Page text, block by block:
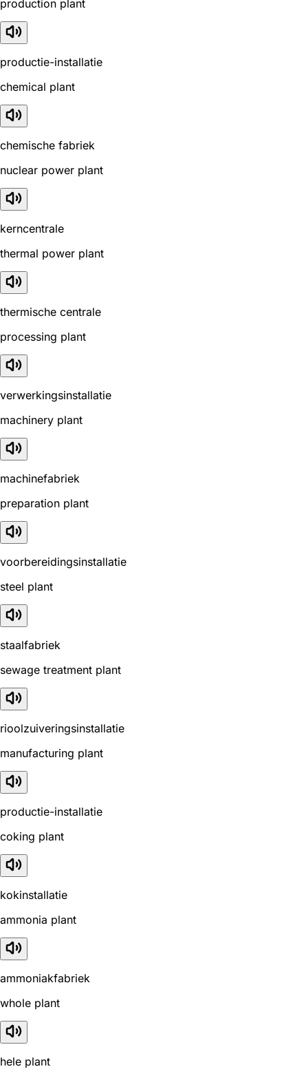
production plant
productie-installatie
chemical plant
chemische fabriek
nuclear power plant
kerncentrale
thermal power plant
thermische centrale
processing plant
verwerkingsinstallatie
machinery plant
machinefabriek
preparation plant
voorbereidingsinstallatie
steel plant
staalfabriek
sewage treatment plant
rioolzuiveringsinstallatie
manufacturing plant
productie-installatie
coking plant
kokinstallatie
ammonia plant
ammoniakfabriek
whole plant
hele plant